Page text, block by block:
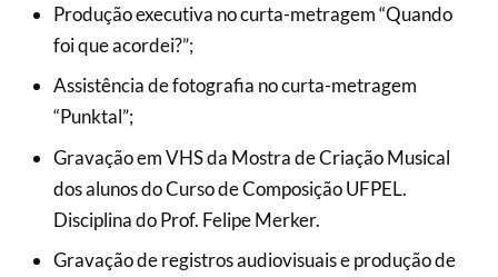
Produção executiva no curta-metragem “Quando
foi que acordei?”;
Assistência de fotografia no curta-metragem
“Punktal”;
Gravação em VHS da Mostra de Criação Musical
dos alunos do Curso de Composição UFPEL.
Disciplina do Prof. Felipe Merker.
Gravação de registros audiovisuais e produção de